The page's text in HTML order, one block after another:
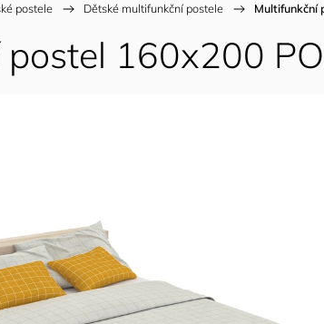
postele / Dětské multifunkční postele / Multifunkční
160x200